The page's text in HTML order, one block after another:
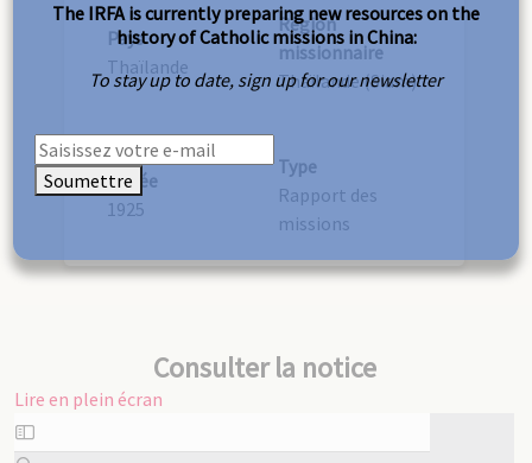
Pays
Thaïlande
Région
missionnaire
Thaïlande (Siam)
Année
1925
Type
Rapport des
missions
Consulter la notice
Lire en plein écran
Aller
au
The IRFA is currently preparing new resources on the
history of Catholic missions in China:
To stay up to date, sign up for our newsletter
Soumettre